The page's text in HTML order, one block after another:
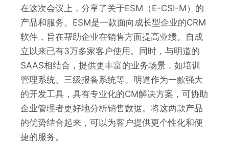
在这次会议上，分享了关于ESM（E-CSI-M）的
产品和服务。ESM是一款面向成长型企业的CRM
软件，旨在帮助企业在销售方面提高业绩。自成
立以来已有3万多家客户使用。同时，与明道的
SAAS相结合，提供更丰富的业务场景，如培训
管理系统、三级报备系统等。明道作为一款强大
的开发工具，具有专业化的CM解决方案，可协助
企业管理者更好地分析销售数据。将这两款产品
的优势结合起来，可以为客户提供更个性化和便
捷的服务。